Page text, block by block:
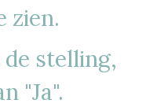
zien.
stelling,
"Ja".